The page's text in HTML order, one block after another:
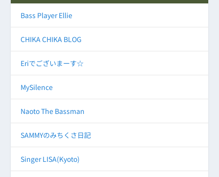
Bass Player Ellie
CHIKA CHIKA BLOG
Eriでございまーす☆
MySilence
Naoto The Bassman
SAMMYのみちくさ日記
Singer LISA(Kyoto)